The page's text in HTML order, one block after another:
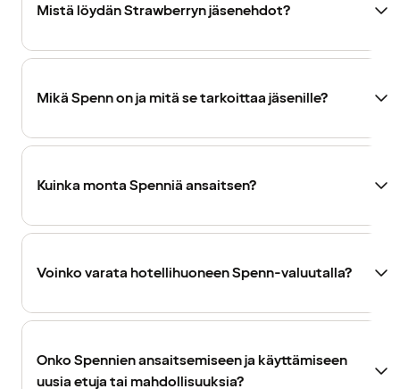
Mistä löydän Strawberryn jäsenehdot?
Mikä Spenn on ja mitä se tarkoittaa jäsenille?
Kuinka monta Spenniä ansaitsen?
Voinko varata hotellihuoneen Spenn-valuutalla?
Onko Spennien ansaitsemiseen ja käyttämiseen
uusia etuja tai mahdollisuuksia?